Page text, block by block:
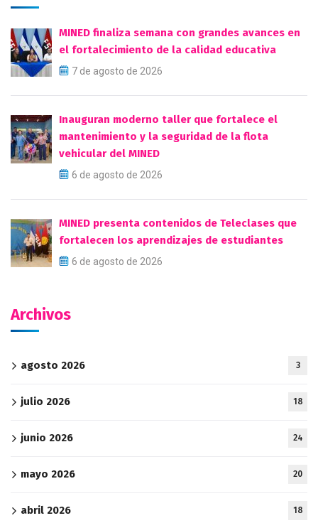
MINED finaliza semana con grandes avances en
el fortalecimiento de la calidad educativa
7 de agosto de 2026
Inauguran moderno taller que fortalece el
mantenimiento y la seguridad de la flota
vehicular del MINED
6 de agosto de 2026
MINED presenta contenidos de Teleclases que
fortalecen los aprendizajes de estudiantes
6 de agosto de 2026
Archivos
agosto 2026 3
julio 2026 18
junio 2026 24
mayo 2026 20
abril 2026 18